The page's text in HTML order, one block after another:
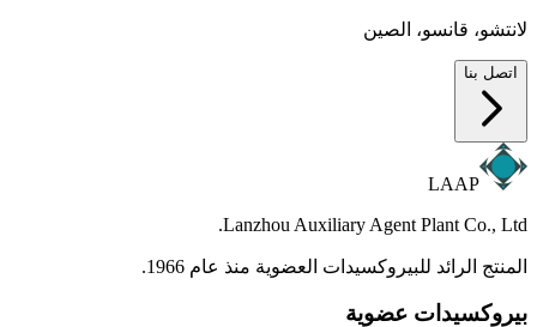
لانتشو، قانسو، الصين
اتصل بنا
LAAP
Lanzhou Auxiliary Agent Plant Co., Ltd.
المنتج الرائد للبيروكسيدات العضوية منذ عام 1966.
بيروكسيدات عضوية